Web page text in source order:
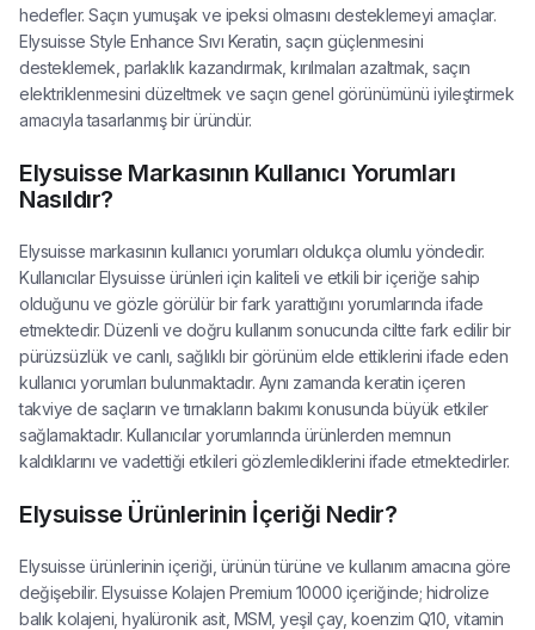
hedefler. Saçın yumuşak ve ipeksi olmasını desteklemeyi amaçlar.
Elysuisse Style Enhance Sıvı Keratin, saçın güçlenmesini
desteklemek, parlaklık kazandırmak, kırılmaları azaltmak, saçın
elektriklenmesini düzeltmek ve saçın genel görünümünü iyileştirmek
amacıyla tasarlanmış bir üründür.
Elysuisse Markasının Kullanıcı Yorumları
Nasıldır?
Elysuisse markasının kullanıcı yorumları oldukça olumlu yöndedir.
Kullanıcılar Elysuisse ürünleri için kaliteli ve etkili bir içeriğe sahip
olduğunu ve gözle görülür bir fark yarattığını yorumlarında ifade
etmektedir. Düzenli ve doğru kullanım sonucunda ciltte fark edilir bir
pürüzsüzlük ve canlı, sağlıklı bir görünüm elde ettiklerini ifade eden
kullanıcı yorumları bulunmaktadır. Aynı zamanda keratin içeren
takviye de saçların ve tırnakların bakımı konusunda büyük etkiler
sağlamaktadır. Kullanıcılar yorumlarında ürünlerden memnun
kaldıklarını ve vadettiği etkileri gözlemlediklerini ifade etmektedirler.
Elysuisse Ürünlerinin İçeriği Nedir?
Elysuisse ürünlerinin içeriği, ürünün türüne ve kullanım amacına göre
değişebilir. Elysuisse Kolajen Premium 10000 içeriğinde; hidrolize
balık kolajeni, hyalüronik asit, MSM, yeşil çay, koenzim Q10, vitamin